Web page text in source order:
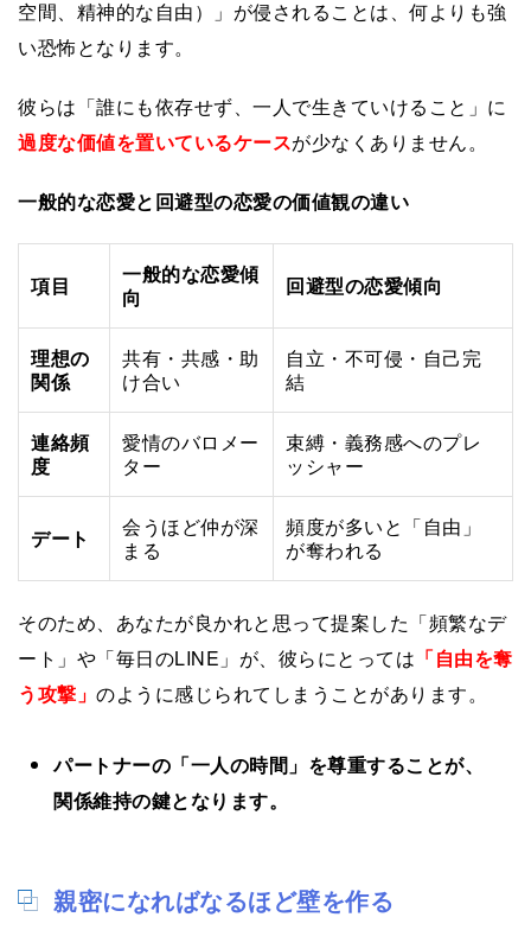
空間、精神的な自由）」が侵されることは、何よりも強
い恐怖となります。
彼らは「誰にも依存せず、一人で生きていけること」に
過度な価値を置いているケースが少なくありません。
一般的な恋愛と回避型の恋愛の価値観の違い
項目
一般的な恋愛傾
向
回避型の恋愛傾向
理想の
関係
共有・共感・助
け合い
自立・不可侵・自己完
結
連絡頻
度
愛情のバロメー
ター
束縛・義務感へのプレ
ッシャー
デート
会うほど仲が深
まる
頻度が多いと「自由」
が奪われる
そのため、あなたが良かれと思って提案した「頻繁なデ
ート」や「毎日のLINE」が、彼らにとっては 「自由を奪
う攻撃」 のように感じられてしまうことがあります。
パートナーの「一人の時間」を尊重することが、
関係維持の鍵となります。
親密になればなるほど壁を作る